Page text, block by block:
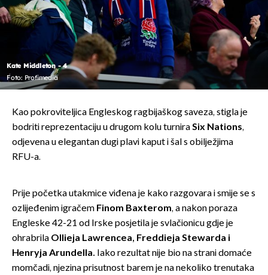
Kate Middleton - 4
Foto: Profimedia
Kao pokroviteljica Engleskog ragbijaškog saveza, stigla je
bodriti reprezentaciju u drugom kolu turniraSix Nations,
odjevena u elegantan dugi plavi kaput i šal s obilježjima
RFU-a.
Prije početka utakmice viđena je kako razgovara i smije se s
ozlijeđenim igračem Finom Baxterom, a nakon poraza
Engleske 42-21 od Irske posjetila je svlačionicu gdje je
ohrabrila Ollieja Lawrencea, Freddieja Stewarda i
Henryja Arundella. Iako rezultat nije bio na strani domaće
momčadi, njezina prisutnost barem je na nekoliko trenutaka